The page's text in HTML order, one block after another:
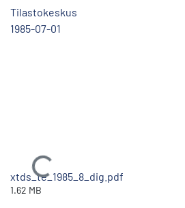
Tilastokeskus
1985-07-01
Ladataan...
xtds_te_1985_8_dig.pdf
1.62 MB